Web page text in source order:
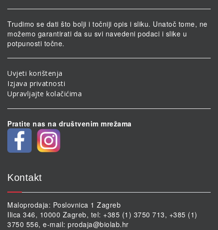
Trudimo se dati što bolji i točniji opis i sliku. Unatoč tome, ne
možemo garantirati da su svi navedeni podaci i slike u
potpunosti točne.
Uvjeti korištenja
Izjava privatnosti
Upravljajte kolačićima
Pratite nas na društvenim mrežama
Kontakt
Maloprodaja: Poslovnica 1 Zagreb
Ilica 346, 10000 Zagreb, tel: +385 (1) 3750 713, +385 (1)
3750 556, e-mail: prodaja@biolab.hr